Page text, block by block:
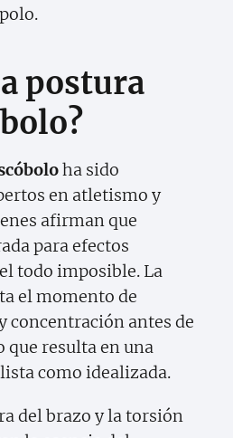
postura
ha sido
en atletismo y
afirman que
para efectos
todo imposible. La
el momento de
concentración antes de
que resulta en una
como idealizada.
del brazo y la torsión